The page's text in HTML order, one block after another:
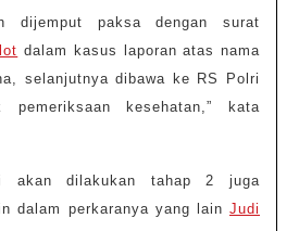
dijemput paksa dengan surat
dalam kasus laporan atas nama
selanjutnya dibawa ke RS Polri
kesehatan,” kata
akan dilakukan tahap 2 juga
dalam perkaranya yang lain Judi